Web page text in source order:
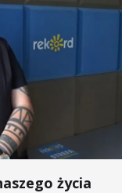
życia